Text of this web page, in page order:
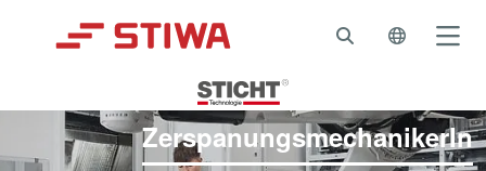
Search
ZerspanungsmechanikerIn